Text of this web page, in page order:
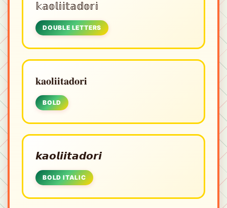
𝕜𝕒𝕠𝕝𝕚𝕚𝕥𝕒𝕕𝕠𝕣𝕚
DOUBLE LETTERS
𝐤𝐚𝐨𝐥𝐢𝐢𝐭𝐚𝐝𝐨𝐫𝐢
BOLD
𝙠𝙖𝙤𝙡𝙞𝙞𝙩𝙖𝙙𝙤𝙧𝙞
BOLD ITALIC